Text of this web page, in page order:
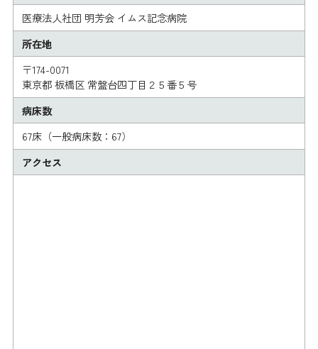
医療法人社団 明芳会 イムス記念病院
所在地
〒174-0071
東京都 板橋区 常盤台四丁目２５番５号
病床数
67床（一般病床数：67）
アクセス